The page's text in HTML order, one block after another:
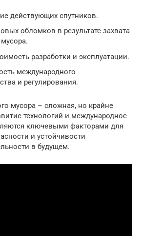
действующих спутников.
обломков в результате захвата
разработки и эксплуатации.
международного
и регулирования.
мусора – сложная, но крайне
технологий и международное
ключевыми факторами для
и устойчивости
в будущем.